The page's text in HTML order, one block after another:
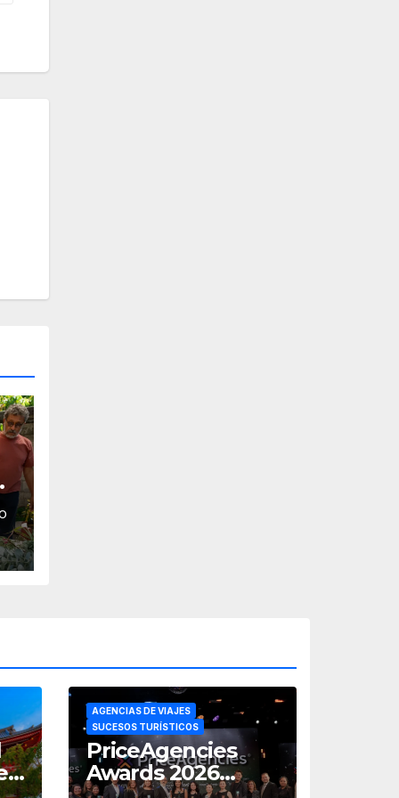
AGENCIAS DE VIAJES
SUCESOS TURÍSTICOS
PriceAgencies
Awards 2026